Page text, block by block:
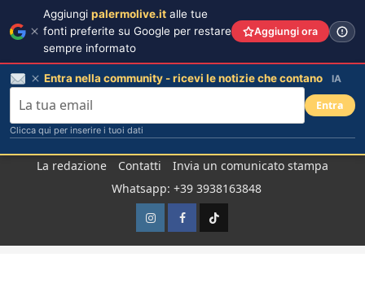
La redazione Contatti
Invia un comunicato stampa
Whatsapp: +39 3938163848
InstagramFacebook
TikTok
Aggiungi palermolive.it alle tue
fonti preferite su Google per restare
sempre informato
Aggiungi ora
Entra nella community - ricevi le notizie che contano IA
Entra
Clicca qui per inserire i tuoi dati